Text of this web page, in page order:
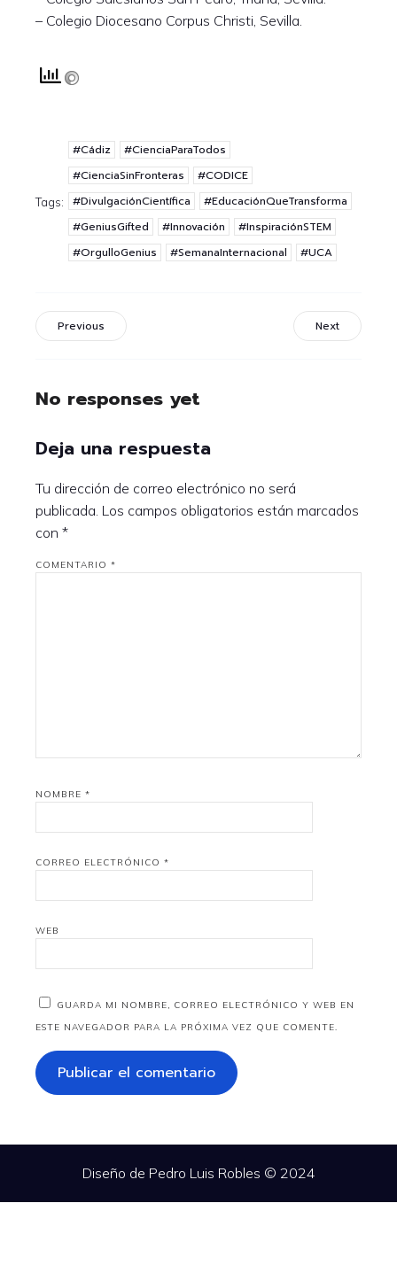
– Colegio Diocesano Corpus Christi, Sevilla.
Tags:
#Cádiz
#CienciaParaTodos
#CienciaSinFronteras
#CODICE
#DivulgaciónCientífica
#EducaciónQueTransforma
#GeniusGifted
#Innovación
#InspiraciónSTEM
#OrgulloGenius
#SemanaInternacional #UCA
Previous Next
No responses yet
Deja una respuesta
Tu dirección de correo electrónico no será
publicada. Los campos obligatorios están marcados
con *
COMENTARIO *
NOMBRE *
CORREO ELECTRÓNICO *
WEB
GUARDA MI NOMBRE, CORREO ELECTRÓNICO Y WEB EN
ESTE NAVEGADOR PARA LA PRÓXIMA VEZ QUE COMENTE.
Diseño de Pedro Luis Robles © 2024